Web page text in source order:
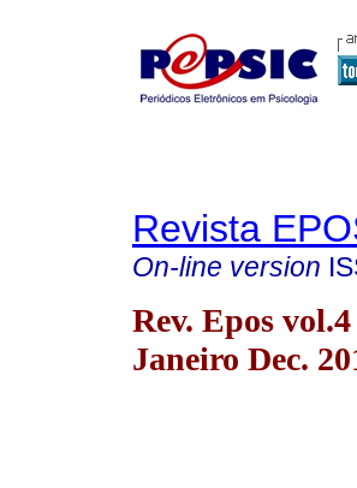
Revista
On-line version
Rev. Epos
Janeiro Dec.